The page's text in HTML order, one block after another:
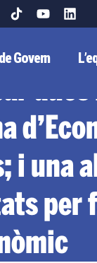
Govern
una
per